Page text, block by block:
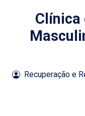
Clínica
Recuperação e